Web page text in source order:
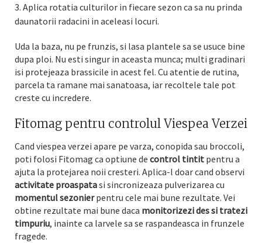
Aplica rotatia culturilor in fiecare sezon ca sa nu prinda
daunatorii radacini in aceleasi locuri.
Uda la baza, nu pe frunzis, si lasa plantele sa se usuce bine
dupa ploi. Nu esti singur in aceasta munca; multi gradinari
isi protejeaza brassicile in acest fel. Cu atentie de rutina,
parcela ta ramane mai sanatoasa, iar recoltele tale pot
creste cu incredere.
Fitomag pentru controlul Viespea Verzei
Cand viespea verzei apare pe varza, conopida sau broccoli,
poti folosi Fitomag ca optiune de control tintit pentru a
ajuta la protejarea noii cresteri. Aplica-l doar cand observi
activitate proaspatasi sincronizeaza pulverizarea cu
momentul sezonierpentru cele mai bune rezultate. Vei
obtine rezultate mai bune daca monitorizezi des si tratezi
timpuriu, inainte ca larvele sa se raspandeasca in frunzele
fragede.